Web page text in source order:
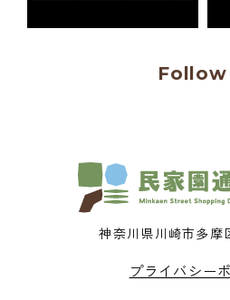
Follow
神奈川県川崎市多摩
プライバシー